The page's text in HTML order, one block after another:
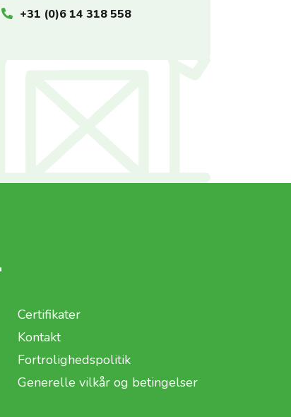
+31 (0)6 14 318 558
Certifikater
Kontakt
Fortrolighedspolitik
Generelle vilkår og betingelser